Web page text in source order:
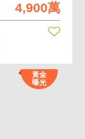
4,900萬
黃金
曝光